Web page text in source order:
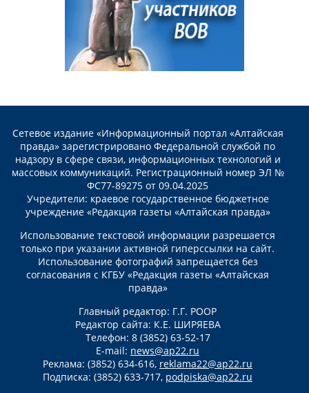
Сетевое издание «Информационный портал «Алтайская
правда» зарегистрировано Федеральной службой по
надзору в сфере связи, информационных технологий и
массовых коммуникаций. Регистрационный номер ЭЛ №
ФС77-89275 от 09.04.2025
Учредители: краевое государственное бюджетное
учреждение «Редакция газеты «Алтайская правда»
Использование текстовой информации разрешается
только при указании активной гиперссылки на сайт.
Использование фотографий запрещается без
согласования с КГБУ «Редакция газеты «Алтайская
правда»
Главный редактор: Г.Г. РООР
Редактор сайта: К.Е. ШИРЯЕВА
Телефон: 8 (3852) 63-52-17
E-mail: news@ap22.ru
Реклама: (3852) 634-616, reklama22@ap22.ru
Подписка: (3852) 633-717, podpiska@ap22.ru